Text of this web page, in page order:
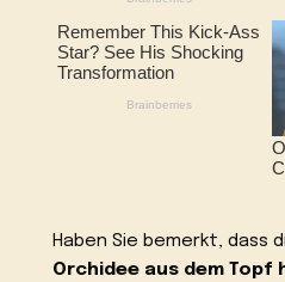
Haben Sie bemerkt, dass
Orchidee aus dem Topf